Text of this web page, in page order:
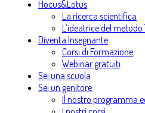
Hocus&Lotus
La ricerca scientifica
L’ideatrice del
Diventa Insegnante
Corsi di Formazione
Webinar gratuiti
Sei una scuola
Sei un genitore
Il nostro programma